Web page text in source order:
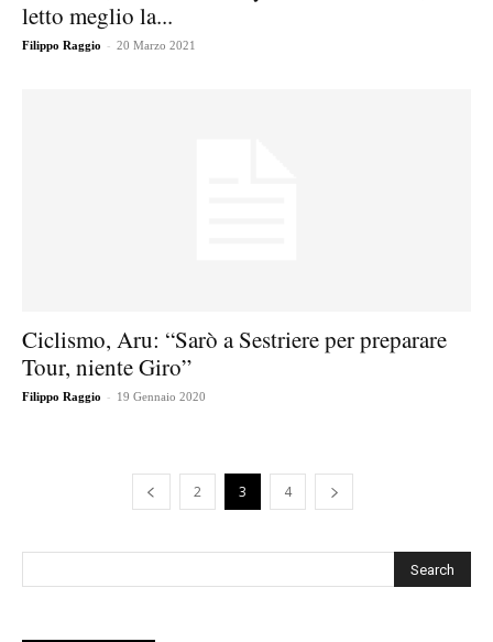
letto meglio la...
Filippo Raggio - 20 Marzo 2021
Ciclismo, Aru: “Sarò a Sestriere per preparare
Tour, niente Giro”
Filippo Raggio - 19 Gennaio 2020
2 3 4